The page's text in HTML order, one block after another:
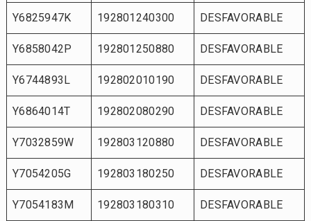
Y6825947K 192801240300 DESFAVORABLE
Y6858042P 192801250880 DESFAVORABLE
Y6744893L 192802010190 DESFAVORABLE
Y6864014T 192802080290 DESFAVORABLE
Y7032859W 192803120880 DESFAVORABLE
Y7054205G 192803180250 DESFAVORABLE
Y7054183M 192803180310 DESFAVORABLE